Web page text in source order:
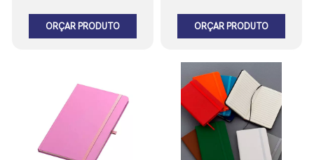
ORÇAR PRODUTO ORÇAR PRODUTO